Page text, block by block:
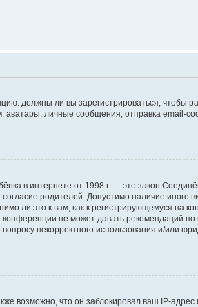
должны ли вы зарегистрироваться, чтобы
личные сообщения, отправка email-
в интернете от 1998 г. — это закон
родителей. Допустимо наличие иного
ли это к вам, как к регистрирующемуся на
не может давать рекомендаций
некорректного использования и/или
возможно, что он заблокировал ваш IP-